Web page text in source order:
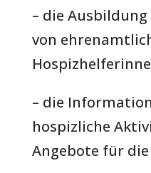
– die
von
– die
hospizliche
Angebote für